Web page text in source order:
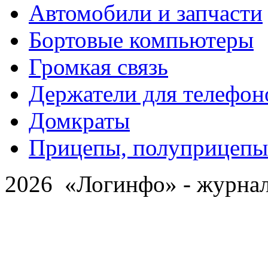
Автомобили и запчасти
Бортовые компьютеры
Громкая связь
Держатели для
Домкраты
Прицепы, полуприцепы
2026 «Логинфо» -